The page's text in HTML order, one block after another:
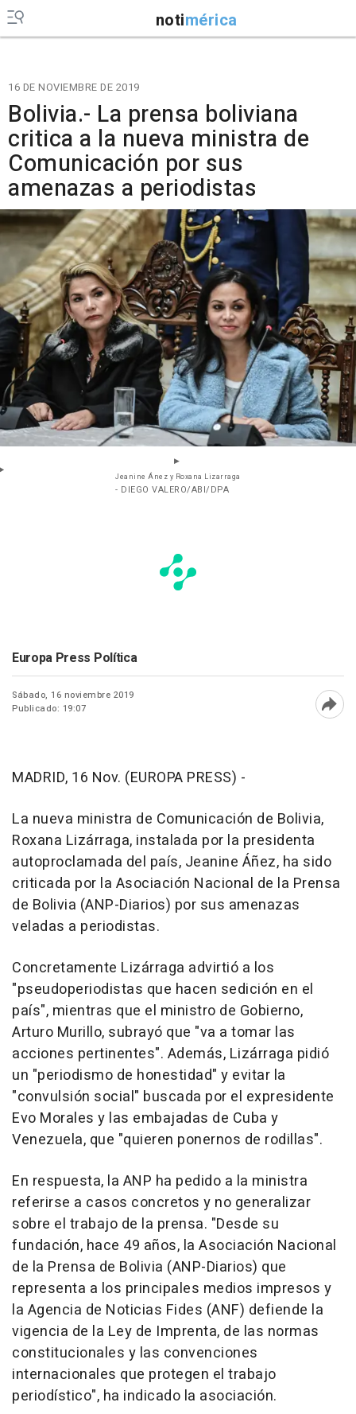
notimérica
16 DE NOVIEMBRE DE 2019
Bolivia.- La prensa boliviana
critica a la nueva ministra de
Comunicación por sus
amenazas a periodistas
Jeanine Ánez y Roxana Lizarraga
- DIEGO VALERO/ABI/DPA
Europa Press Política
Sábado, 16 noviembre 2019
Publicado: 19:07
MADRID, 16 Nov. (EUROPA PRESS) -
La nueva ministra de Comunicación de Bolivia,
Roxana Lizárraga, instalada por la presidenta
autoproclamada del país, Jeanine Áñez, ha sido
criticada por la Asociación Nacional de la Prensa
de Bolivia (ANP-Diarios) por sus amenazas
veladas a periodistas.
Concretamente Lizárraga advirtió a los
"pseudoperiodistas que hacen sedición en el
país", mientras que el ministro de Gobierno,
Arturo Murillo, subrayó que "va a tomar las
acciones pertinentes". Además, Lizárraga pidió
un "periodismo de honestidad" y evitar la
"convulsión social" buscada por el expresidente
Evo Morales y las embajadas de Cuba y
Venezuela, que "quieren ponernos de rodillas".
En respuesta, la ANP ha pedido a la ministra
referirse a casos concretos y no generalizar
sobre el trabajo de la prensa. "Desde su
fundación, hace 49 años, la Asociación Nacional
de la Prensa de Bolivia (ANP-Diarios) que
representa a los principales medios impresos y
la Agencia de Noticias Fides (ANF) defiende la
vigencia de la Ley de Imprenta, de las normas
constitucionales y las convenciones
internacionales que protegen el trabajo
periodístico", ha indicado la asociación.